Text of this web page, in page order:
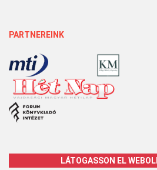
PARTNEREINK
LÁTOGASSON EL